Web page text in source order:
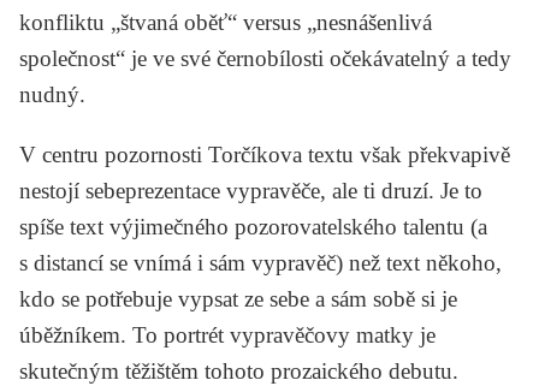
konfliktu „štvaná oběť“ versus „nesnášenlivá
společnost“ je ve své černobílosti očekávatelný a tedy
nudný.
V centru pozornosti Torčíkova textu však překvapivě
nestojí sebeprezentace vypravěče, ale ti druzí. Je to
spíše text výjimečného pozorovatelského talentu (a
s distancí se vnímá i sám vypravěč) než text někoho,
kdo se potřebuje vypsat ze sebe a sám sobě si je
úběžníkem. To portrét vypravěčovy matky je
skutečným těžištěm tohoto prozaického debutu.